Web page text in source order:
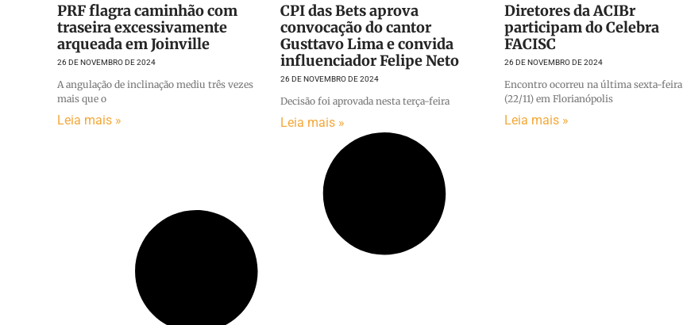
PRF flagra caminhão com
traseira excessivamente
arqueada em Joinville
26 DE NOVEMBRO DE 2024
A angulação de inclinação mediu três vezes
mais que o
Leia mais »
CPI das Bets aprova
convocação do cantor
Gusttavo Lima e convida
influenciador Felipe Neto
26 DE NOVEMBRO DE 2024
Decisão foi aprovada nesta terça-feira
Leia mais »
Diretores da ACIBr
participam do Celebra
FACISC
26 DE NOVEMBRO DE 2024
Encontro ocorreu na última sexta-feira
(22/11) em Florianópolis
Leia mais »